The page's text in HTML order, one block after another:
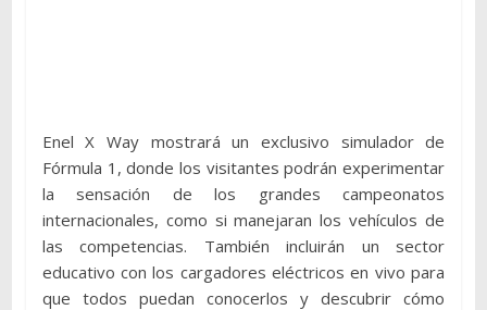
Enel X Way mostrará un exclusivo simulador de
Fórmula 1, donde los visitantes podrán experimentar
la sensación de los grandes campeonatos
internacionales, como si manejaran los vehículos de
las competencias. También incluirán un sector
educativo con los cargadores eléctricos en vivo para
que todos puedan conocerlos y descubrir cómo